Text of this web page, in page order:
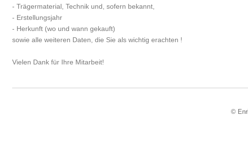
- Trägermaterial, Technik und, sofern bekannt,
- Erstellungsjahr
- Herkunft (wo und wann gekauft)
sowie alle weiteren Daten, die Sie als wichtig erachten !
Vielen Dank für Ihre Mitarbeit!
©